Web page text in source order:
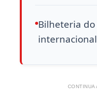
Bilheteria
CONTINUA